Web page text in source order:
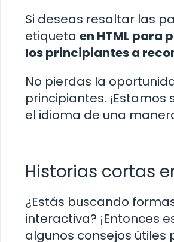
Si deseas resaltar las
etiqueta en HTML para
los principiantes a
No pierdas la
principiantes.
el idioma de una
Historias cortas
¿Estás buscando
interactiva? ¡Entonces
algunos consejos